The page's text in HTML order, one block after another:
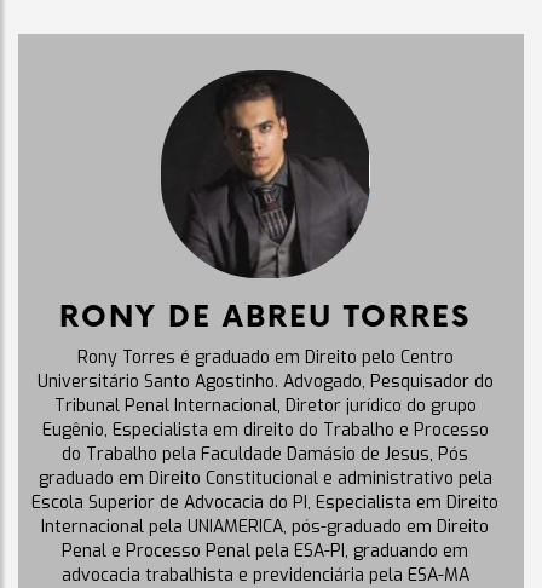
RONY DE ABREU TORRES
Rony Torres é graduado em Direito pelo Centro
Universitário Santo Agostinho. Advogado, Pesquisador do
Tribunal Penal Internacional, Diretor jurídico do grupo
Eugênio, Especialista em direito do Trabalho e Processo
do Trabalho pela Faculdade Damásio de Jesus, Pós
graduado em Direito Constitucional e administrativo pela
Escola Superior de Advocacia do PI, Especialista em Direito
Internacional pela UNIAMERICA, pós-graduado em Direito
Penal e Processo Penal pela ESA-PI, graduando em
advocacia trabalhista e previdenciária pela ESA-MA